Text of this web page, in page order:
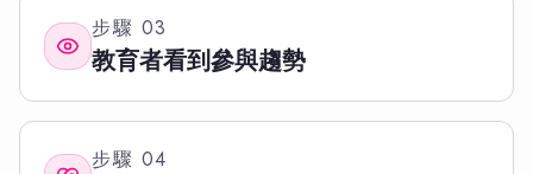
步驟 03
教育者看到參與趨勢
步驟 04